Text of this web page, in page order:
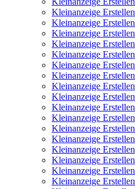
Kleinanzeige Erstellen
Kleinanzeige Erstellen
Kleinanzeige Erstellen
Kleinanzeige Erstellen
Kleinanzeige Erstellen
Kleinanzeige Erstellen
Kleinanzeige Erstellen
Kleinanzeige Erstellen
Kleinanzeige Erstellen
Kleinanzeige Erstellen
Kleinanzeige Erstellen
Kleinanzeige Erstellen
Kleinanzeige Erstellen
Kleinanzeige Erstellen
Kleinanzeige Erstellen
Kleinanzeige Erstellen
Kleinanzeige Erstellen